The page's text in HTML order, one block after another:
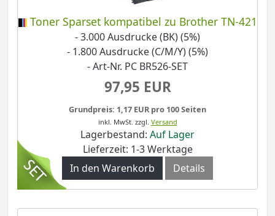
Toner Sparset kompatibel zu Brother TN-421
- 3.000 Ausdrucke (BK) (5%)
- 1.800 Ausdrucke (C/M/Y) (5%)
- Art-Nr. PC BR526-SET
97,95 EUR
Grundpreis: 1,17 EUR pro 100 Seiten
inkl. MwSt. zzgl. Versand
Lagerbestand: Auf Lager
Lieferzeit: 1-3 Werktage
In den Warenkorb
Details